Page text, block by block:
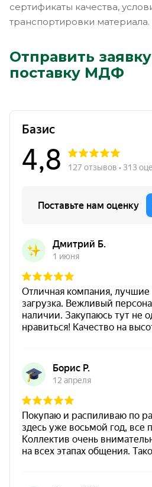
сертификаты качества,
транспортировки материала.
Отправить
поставку МДФ